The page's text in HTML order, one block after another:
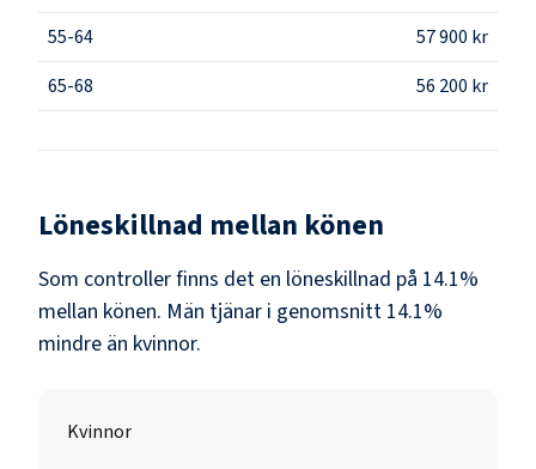
55-64
57 900 kr
65-68
56 200 kr
Löneskillnad mellan könen
Som controllerfinns det en löneskillnad på 14.1%
mellan könen. Män tjänar i genomsnitt 14.1%
mindre än kvinnor.
Kvinnor